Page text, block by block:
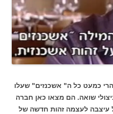
כמעט כל ה" אשכנזים" שעלו
שואה. הם מצאו כאן חברה
עיצבה לעצמה זהות חדשה של